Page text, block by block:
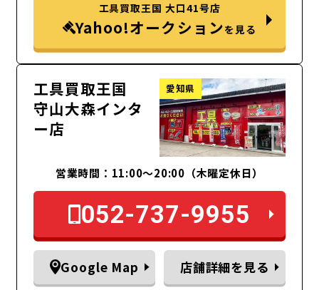
工具買取王国 大口41号店
Yahoo!オークションを見る
工具買取王国
守山大森インタ
ー店
愛知県
営業時間：11:00～20:00（木曜定休日）
052-737-9955
Google Map 店舗詳細を見る